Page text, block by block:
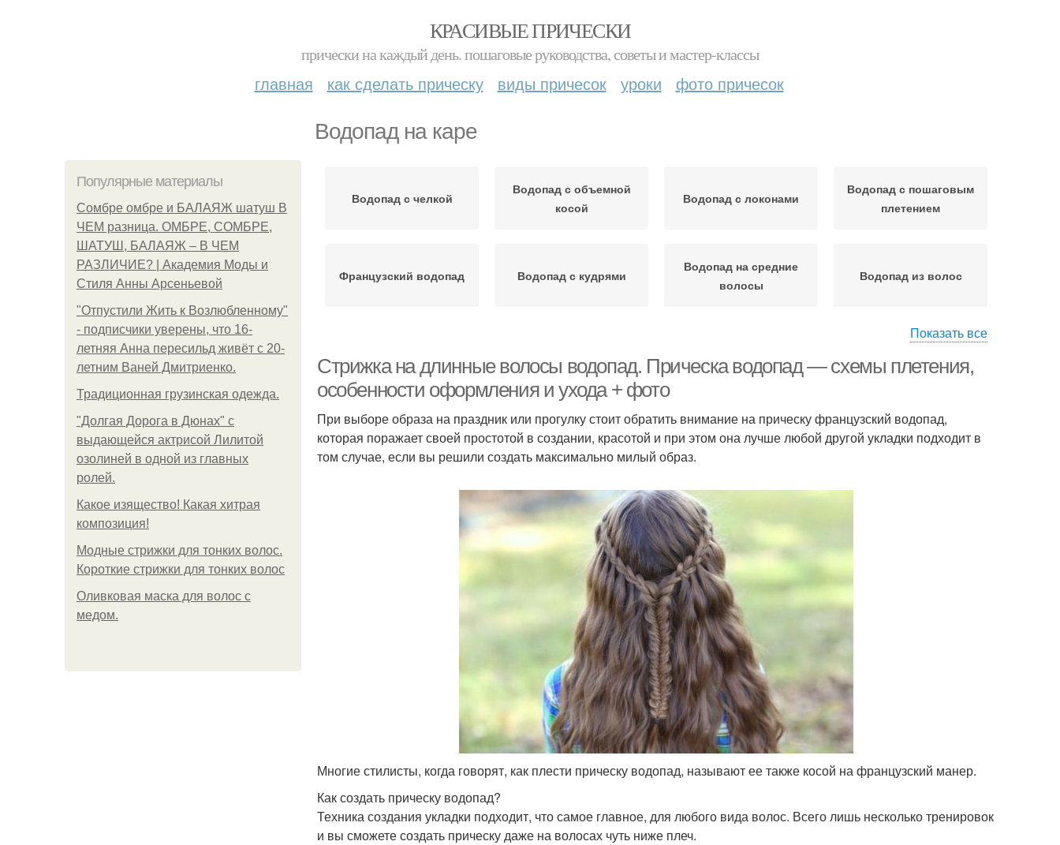
КРАСИВЫЕ ПРИЧЕСКИ
прически на каждый день. пошаговые руководства, советы и мастер-классы
главная как сделать прическу виды причесок уроки фото причесок
Водопад на каре
Популярные материалы
Сомбре омбре и БАЛАЯЖ шатуш В
ЧЕМ разница. ОМБРЕ, СОМБРЕ,
ШАТУШ, БАЛАЯЖ – В ЧЕМ
РАЗЛИЧИЕ? | Академия Моды и
Стиля Анны Арсеньевой
"Отпустили Жить к Возлюбленному"
- подписчики уверены, что 16-
летняя Анна пересильд живёт с 20-
летним Ваней Дмитриенко.
Традиционная грузинская одежда.
"Долгая Дорога в Дюнах" с
выдающейся актрисой Лилитой
озолиней в одной из главных
ролей.
Какое изящество! Какая хитрая
композиция!
Модные стрижки для тонких волос.
Короткие стрижки для тонких волос
Оливковая маска для волос с
медом.
Водопад с челкой
Водопад с объемной
косой
Водопад с локонами
Водопад с пошаговым
плетением
Французский водопад Водопад с кудрями
Водопад на средние
волосы
Водопад из волос
Показать все
Стрижка на длинные волосы водопад. Прическа водопад — схемы плетения,
особенности оформления и ухода + фото
При выборе образа на праздник или прогулку стоит обратить внимание на прическу французский водопад,
которая поражает своей простотой в создании, красотой и при этом она лучше любой другой укладки подходит в
том случае, если вы решили создать максимально милый образ.
Многие стилисты, когда говорят, как плести прическу водопад, называют ее также косой на французский манер.
Как создать прическу водопад?
Техника создания укладки подходит, что самое главное, для любого вида волос. Всего лишь несколько тренировок
и вы сможете создать прическу даже на волосах чуть ниже плеч.